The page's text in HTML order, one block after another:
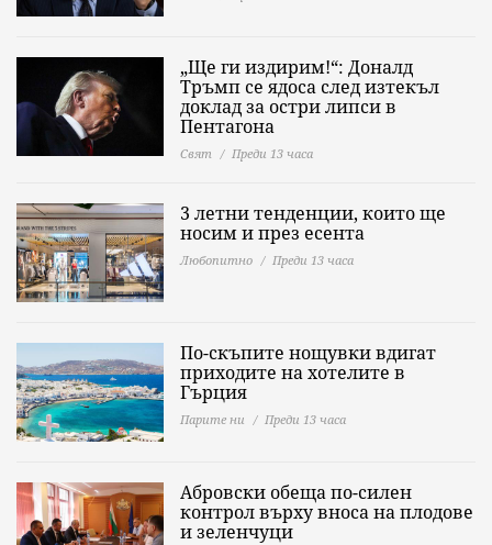
„Ще ги издирим!“: Доналд
Тръмп се ядоса след изтекъл
доклад за остри липси в
Пентагона
Свят Преди 13 часа
3 летни тенденции, които ще
носим и през есента
Любопитно Преди 13 часа
По-скъпите нощувки вдигат
приходите на хотелите в
Гърция
Парите ни Преди 13 часа
Абровски обеща по-силен
контрол върху вноса на плодове
и зеленчуци